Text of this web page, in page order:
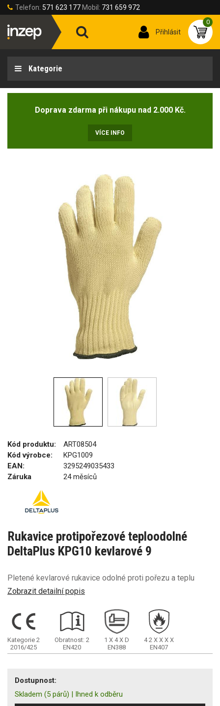
Telefon: 571 623 177 Mobil: 731 659 972
Přihlásit
0
Kategorie
Doprava zdarma při nákupu nad 2.000 Kč.
VÍCE INFO
Kód produktu:
ART08504
Kód výrobce:
KPG1009
EAN:
3295249035433
Záruka
24 měsíců
Rukavice protipořezové teploodolné
DeltaPlus KPG10 kevlarové 9
Pletené kevlarové rukavice odolné proti pořezu a teplu
Zobrazit detailní popis
Kategorie 2
2016/425
Obratnost: 2
EN420
1 X 4X D
EN388
42 X X X X
EN407
Dostupnost:
Skladem (5 párů) | Ihned k odběru